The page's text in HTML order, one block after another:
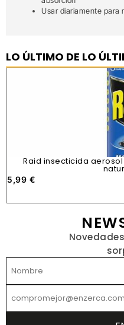
Usar diariamente para
LO ÚLTIMO DE LO
Raid insecticida
5,99 €